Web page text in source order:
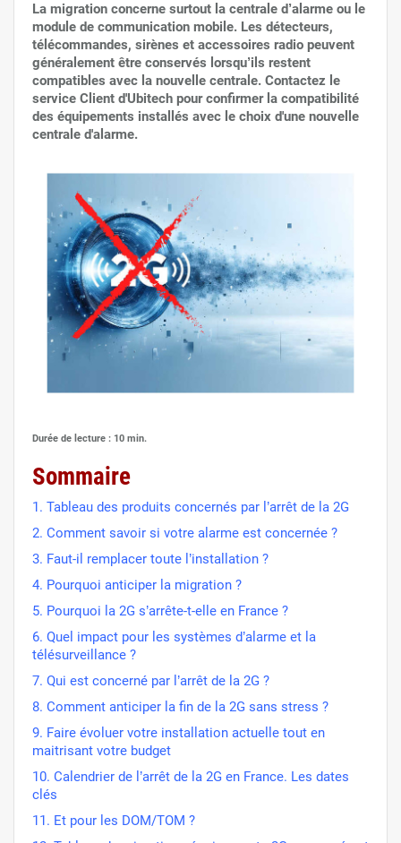
La migration concerne surtout la centrale d’alarme ou le
module de communication mobile. Les détecteurs,
télécommandes, sirènes et accessoires radio peuvent
généralement être conservés lorsqu’ils restent
compatibles avec la nouvelle centrale. Contactez le
service Client d'Ubitech pour confirmer la compatibilité
des équipements installés avec le choix d'une nouvelle
centrale d'alarme.
Durée de lecture : 10 min.
Sommaire
1. Tableau des produits concernés par l’arrêt de la 2G
2. Comment savoir si votre alarme est concernée ?
3. Faut-il remplacer toute l’installation ?
4. Pourquoi anticiper la migration ?
5. Pourquoi la 2G s’arrête-t-elle en France ?
6. Quel impact pour les systèmes d’alarme et la
télésurveillance ?
7. Qui est concerné par l’arrêt de la 2G ?
8. Comment anticiper la fin de la 2G sans stress ?
9. Faire évoluer votre installation actuelle tout en
maitrisant votre budget
10. Calendrier de l’arrêt de la 2G en France. Les dates
clés
11. Et pour les DOM/TOM ?